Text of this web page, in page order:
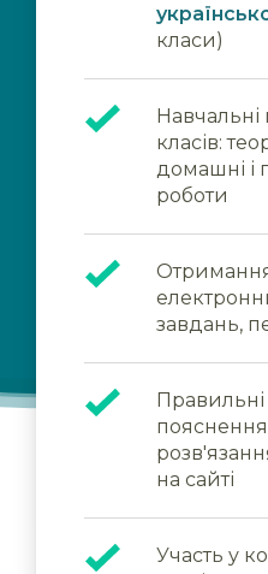
класи)
Навчальні
класів:
домашні і
роботи
завдань,
Правильні
на сайті
Участь у